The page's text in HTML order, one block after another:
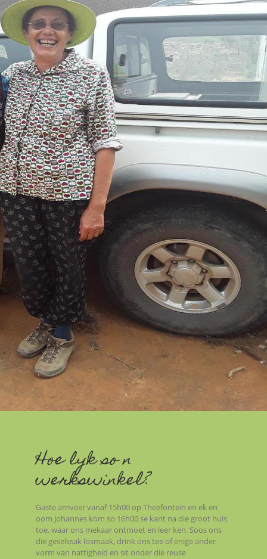
Hoe lyk so n
werkswinkel?
Gaste arriveer vanaf 15h00 op Theefontein en ek en
oom Johannes kom so 16h00 se kant na die groot huis
toe, waar ons mekaar ontmoet en leer ken. Soos ons
die geselssak losmaak, drink ons tee of enige ander
vorm van nattigheid en sit onder die reuse